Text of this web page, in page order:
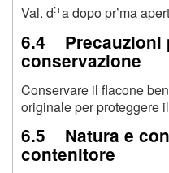
Val. d:+a dopo pr’ma
6.4 Precauzioni
conservazione
Conservare il flacone
originale per proteggere
6.5 Natura e
contenitore